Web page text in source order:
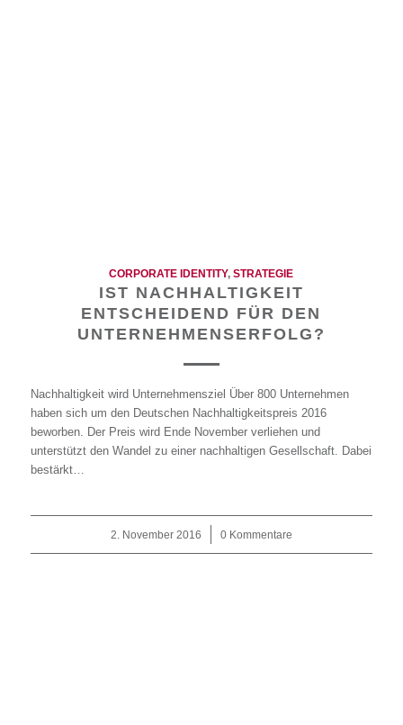
CORPORATE IDENTITY,STRATEGIE
IST NACHHALTIGKEIT
ENTSCHEIDEND FÜR DEN
UNTERNEHMENSERFOLG?
Nachhaltigkeit wird Unternehmensziel Über 800 Unternehmen
haben sich um den Deutschen Nachhaltigkeitspreis 2016
beworben. Der Preis wird Ende November verliehen und
unterstützt den Wandel zu einer nachhaltigen Gesellschaft. Dabei
bestärkt…
2. November 2016
/ 0 Kommentare